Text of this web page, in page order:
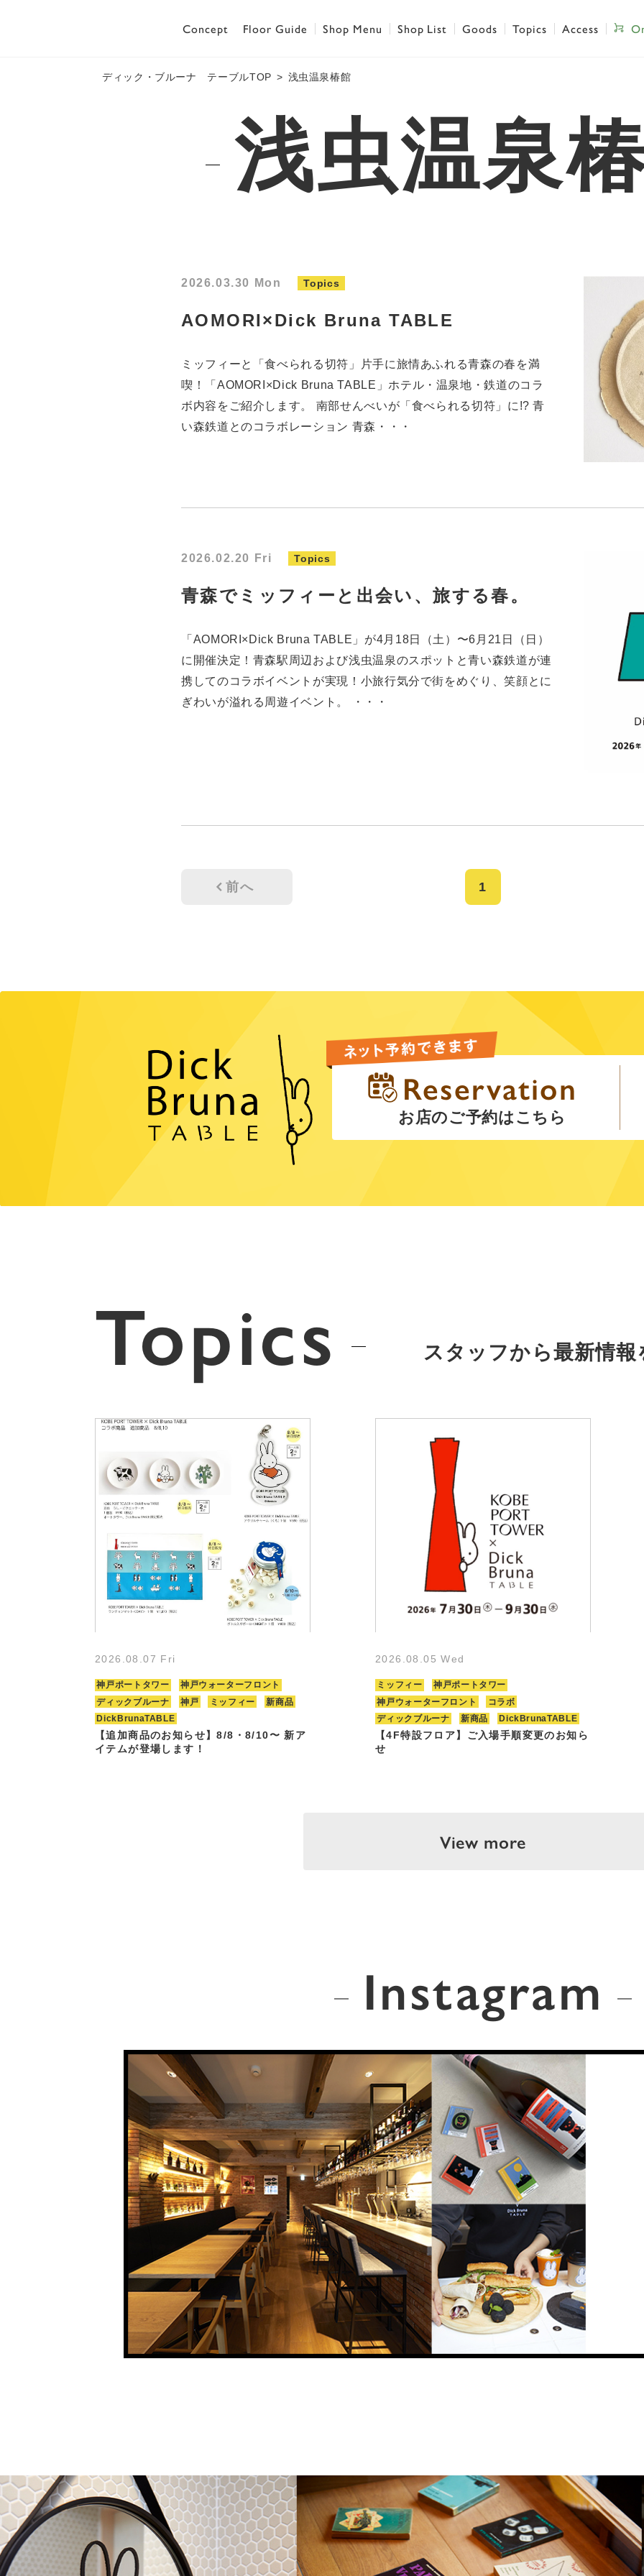
Floor Guide Shop Menu Shop List Goods
Concept Topics Access
ディック・ブルーナ テーブルTOP 浅虫温泉椿館
浅虫温泉
2026.03.30 Mon Topics
AOMORI×Dick Bruna TABLE
ミッフィーと「食べられる切符」片手に旅情あふれる青森の春を満
喫！「AOMORI×Dick Bruna TABLE」ホテル・温泉地・鉄道のコラ
ボ内容をご紹介します。 南部せんべいが「食べられる切符」に!? 青
い森鉄道とのコラボレーション 青森・・・
2026.02.20 Fri Topics
青森でミッフィーと出会い、旅する春。
「AOMORI×Dick Bruna TABLE」が4月18日（土）〜6月21日（日）
に開催決定！青森駅周辺および浅虫温泉のスポットと青い森鉄道が連
携してのコラボイベントが実現！小旅行気分で街をめぐり、笑顔とに
ぎわいが溢れる周遊イベント。 ・・・
前へ 1
お店のご予約はこちら
Topics スタッフから最新情
2026.08.07 Fri
神戸ポートタワー
神戸ウォーターフロント
ディックブルーナ
神戸 ミッフィー
新商品
DickBrunaTABLE
【追加商品のお知らせ】8/8・8/10〜 新ア
イテムが登場します！
2026.08.05 Wed
ミッフィー
神戸ポートタワー
神戸ウォーターフロント
コラボ
ディックブルーナ
新商品 DickBrunaTABLE
【4F特設フロア】ご入場手順変更のお知ら
せ
View more
Instagram